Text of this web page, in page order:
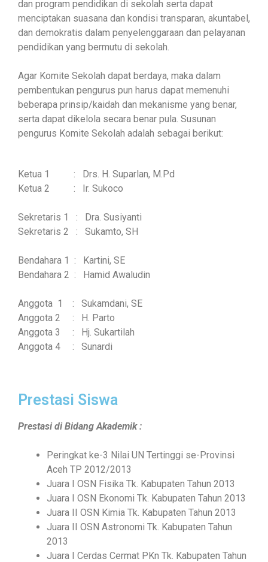
dan program pendidikan di sekolah serta dapat
menciptakan suasana dan kondisi transparan, akuntabel,
dan demokratis dalam penyelenggaraan dan pelayanan
pendidikan yang bermutu di sekolah.
Agar Komite Sekolah dapat berdaya, maka dalam
pembentukan pengurus pun harus dapat memenuhi
beberapa prinsip/kaidah dan mekanisme yang benar,
serta dapat dikelola secara benar pula. Susunan
pengurus Komite Sekolah adalah sebagai berikut:
Ketua 1 : Drs. H. Suparlan, M.Pd
Ketua 2 : Ir. Sukoco
Sekretaris 1 : Dra. Susiyanti
Sekretaris 2 : Sukamto, SH
Bendahara 1 : Kartini, SE
Bendahara 2 : Hamid Awaludin
Anggota 1 : Sukamdani, SE
Anggota 2 : H. Parto
Anggota 3 : Hj. Sukartilah
Anggota 4 : Sunardi
Prestasi Siswa
Prestasi di Bidang Akademik :
Peringkat ke-3 Nilai UN Tertinggi se-Provinsi
Aceh TP 2012/2013
Juara I OSN Fisika Tk. Kabupaten Tahun 2013
Juara I OSN Ekonomi Tk. Kabupaten Tahun 2013
Juara II OSN Kimia Tk. Kabupaten Tahun 2013
Juara II OSN Astronomi Tk. Kabupaten Tahun
2013
Juara I Cerdas Cermat PKn Tk. Kabupaten Tahun